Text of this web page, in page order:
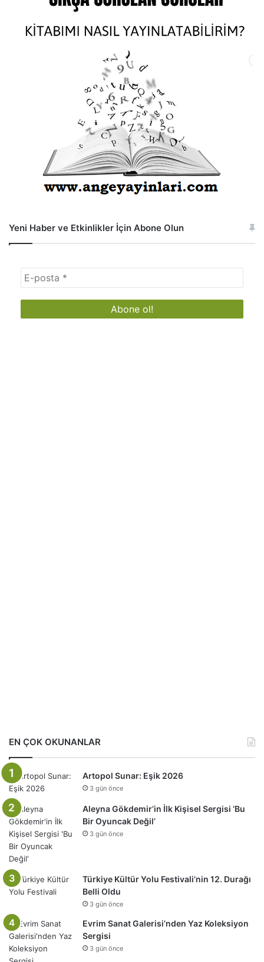
Yeni Haber ve Etkinlikler İçin Abone Olun
EN ÇOK OKUNANLAR
Artopol Sunar: Eşik 2026
3 gün önce
Aleyna Gökdemir’in İlk Kişisel Sergisi ‘Bu
Bir Oyuncak Değil’
3 gün önce
Türkiye Kültür Yolu Festivali’nin 12. Durağı
Belli Oldu
3 gün önce
Evrim Sanat Galerisi’nden Yaz Koleksiyon
Sergisi
3 gün önce